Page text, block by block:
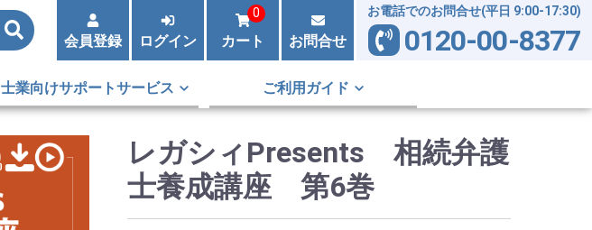
会員登録 ログイン カート
0
お問合せ
お電話でのお問合せ(平日 9:00-17:30)
0120-00-8377
士業向けサポートサービス ご利用ガイド
レガシィPresents 相続弁護
士養成講座 第6巻